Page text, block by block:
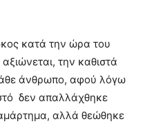
κατά την ώρα του
την καθιστά
άνθρωπο, αφού λόγω
δεν απαλλάχθηκε
αλλά θεώθηκε